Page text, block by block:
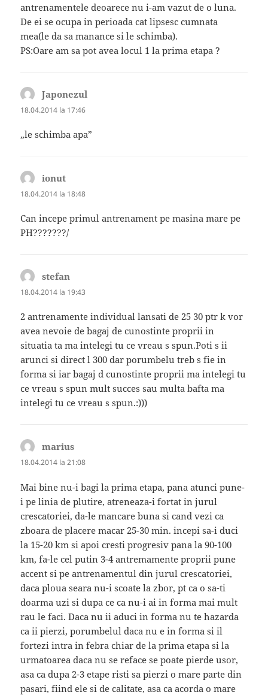
antrenamentele deoarece nu i-am vazut de o luna.
De ei se ocupa in perioada cat lipsesc cumnata
mea(le da sa manance si le schimba).
PS:Oare am sa pot avea locul 1 la prima etapa ?
Japonezul
18.04.2014 la 17:46
„le schimba apa”
ionut
18.04.2014 la 18:48
Can incepe primul antrenament pe masina mare pe
PH???????/
stefan
18.04.2014 la 19:43
2 antrenamente individual lansati de 25 30 ptr k vor
avea nevoie de bagaj de cunostinte proprii in
situatia ta ma intelegi tu ce vreau s spun.Poti s ii
arunci si direct l 300 dar porumbelu treb s fie in
forma si iar bagaj d cunostinte proprii ma intelegi tu
ce vreau s spun mult succes sau multa bafta ma
intelegi tu ce vreau s spun.:)))
marius
18.04.2014 la 21:08
Mai bine nu-i bagi la prima etapa, pana atunci pune-
i pe linia de plutire, atreneaza-i fortat in jurul
crescatoriei, da-le mancare buna si cand vezi ca
zboara de placere macar 25-30 min. incepi sa-i duci
la 15-20 km si apoi cresti progresiv pana la 90-100
km, fa-le cel putin 3-4 antremamente proprii pune
accent si pe antrenamentul din jurul crescatoriei,
daca ploua seara nu-i scoate la zbor, pt ca o sa-ti
doarma uzi si dupa ce ca nu-i ai in forma mai mult
rau le faci. Daca nu ii aduci in forma nu te hazarda
ca ii pierzi, porumbelul daca nu e in forma si il
fortezi intra in febra chiar de la prima etapa si la
urmatoarea daca nu se reface se poate pierde usor,
asa ca dupa 2-3 etape risti sa pierzi o mare parte din
pasari, fiind ele si de calitate, asa ca acorda o mare